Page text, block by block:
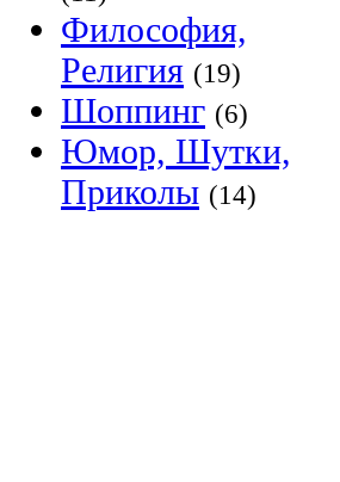
Философия,
Религия (19)
Шоппинг (6)
Юмор, Шутки,
Приколы (14)